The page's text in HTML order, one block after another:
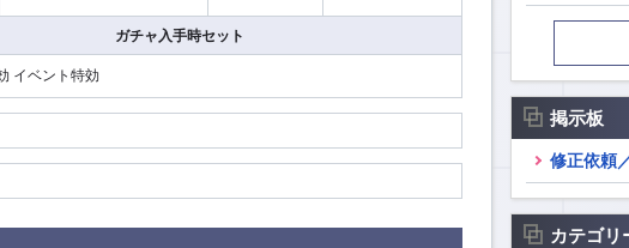
ガチャ入手時セット
イベント特効
掲示板
修正依頼
カテゴリ